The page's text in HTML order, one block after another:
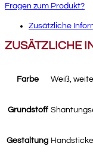
Fragen zum Produkt?
Zusätzliche
ZUSÄTZLICHE
Farbe Weiß,
Grundstoff
Gestaltung